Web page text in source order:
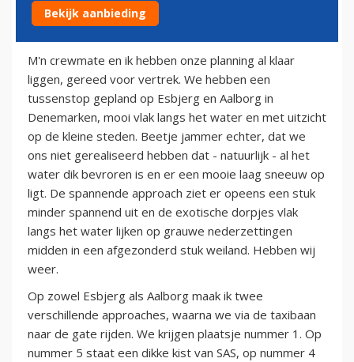
22 april 2011
M'n crewmate en ik hebben onze planning al klaar
liggen, gereed voor vertrek. We hebben een
tussenstop gepland op Esbjerg en Aalborg in
Denemarken, mooi vlak langs het water en met uitzicht
op de kleine steden. Beetje jammer echter, dat we
ons niet gerealiseerd hebben dat - natuurlijk - al het
water dik bevroren is en er een mooie laag sneeuw op
ligt. De spannende approach ziet er opeens een stuk
minder spannend uit en de exotische dorpjes vlak
langs het water lijken op grauwe nederzettingen
midden in een afgezonderd stuk weiland. Hebben wij
weer.
Op zowel Esbjerg als Aalborg maak ik twee
verschillende approaches, waarna we via de taxibaan
naar de gate rijden. We krijgen plaatsje nummer 1. Op
nummer 5 staat een dikke kist van SAS, op nummer 4
Bekijk aanbieding